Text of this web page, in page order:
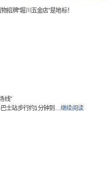
招牌“堀川五金店”是地标！
线”
士站步行约1分钟到 …继续阅读